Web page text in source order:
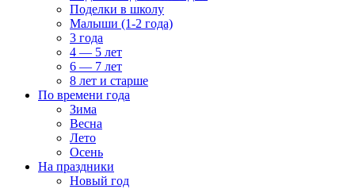
Поделки в школу
Малыши (1-2 года)
3 года
4 — 5 лет
6 — 7 лет
8 лет и старше
По времени года
Зима
Весна
Лето
Осень
На праздники
Новый год